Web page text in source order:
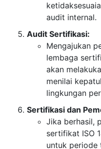
audit internal.
Audit Sertifikasi:
Mengajukan
lembaga
akan
menilai
lingkungan
Sertifikasi dan
Jika berhasil,
sertifikat ISO
untuk periode